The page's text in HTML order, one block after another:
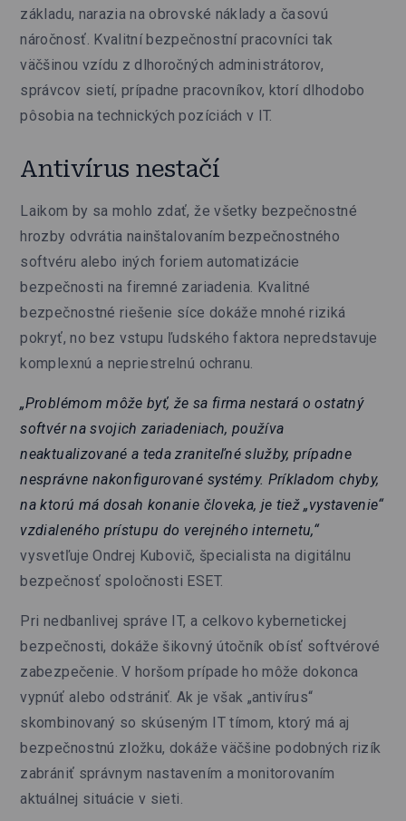
základu, narazia na obrovské náklady a časovú
náročnosť. Kvalitní bezpečnostní pracovníci tak
väčšinou vzídu z dlhoročných administrátorov,
správcov sietí, prípadne pracovníkov, ktorí dlhodobo
pôsobia na technických pozíciách v IT.
Antivírus nestačí
Laikom by sa mohlo zdať, že všetky bezpečnostné
hrozby odvrátia nainštalovaním bezpečnostného
softvéru alebo iných foriem automatizácie
bezpečnosti na firemné zariadenia. Kvalitné
bezpečnostné riešenie síce dokáže mnohé riziká
pokryť, no bez vstupu ľudského faktora nepredstavuje
komplexnú a nepriestrelnú ochranu.
„Problémom môže byť, že sa firma nestará o ostatný
softvér na svojich zariadeniach, používa
neaktualizované a teda zraniteľné služby, prípadne
nesprávne nakonfigurované systémy. Príkladom chyby,
na ktorú má dosah konanie človeka, je tiež „vystavenie“
vzdialeného prístupu do verejného internetu,“
vysvetľuje Ondrej Kubovič, špecialista na digitálnu
bezpečnosť spoločnosti ESET.
Pri nedbanlivej správe IT, a celkovo kybernetickej
bezpečnosti, dokáže šikovný útočník obísť softvérové
zabezpečenie. V horšom prípade ho môže dokonca
vypnúť alebo odstrániť. Ak je však „antivírus“
skombinovaný so skúseným IT tímom, ktorý má aj
bezpečnostnú zložku, dokáže väčšine podobných rizík
zabrániť správnym nastavením a monitorovaním
aktuálnej situácie v sieti.